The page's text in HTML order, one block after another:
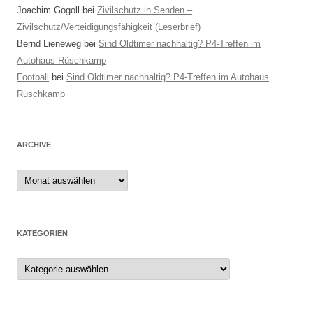
Joachim Gogoll
bei Zivilschutz in Senden –
Zivilschutz/Verteidigungsfähigkeit (Leserbrief)
Bernd Lieneweg bei Sind Oldtimer nachhaltig? P4-Treffen im
Autohaus Rüschkamp
Football
bei Sind Oldtimer nachhaltig? P4-Treffen im Autohaus
Rüschkamp
ARCHIVE
Archive
KATEGORIEN
Kategorien